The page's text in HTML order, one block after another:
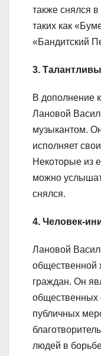
также снялся
таких как
«Бандитский
3.
В дополнение
Лановой
музыкантом.
исполняет
Некоторые из
можно
снялся.
4. Человек-
Лановой
общественной
граждан. Он
общественных
публичных
людей в